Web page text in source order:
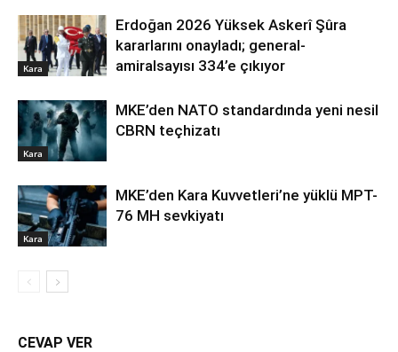
Kara
Erdoğan 2026 Yüksek Askerî Şûra
kararlarını onayladı; general-
amiralsayısı 334’e çıkıyor
Kara
MKE’den NATO standardında yeni nesil
CBRN teçhizatı
Kara
MKE’den Kara Kuvvetleri’ne yüklü MPT-
76 MH sevkiyatı
CEVAP VER